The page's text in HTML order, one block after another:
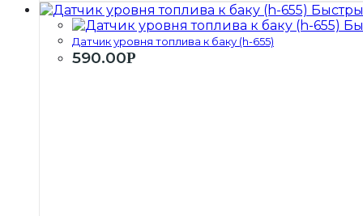
Датчик уровня топлива к баку (h-655)
590.00Р